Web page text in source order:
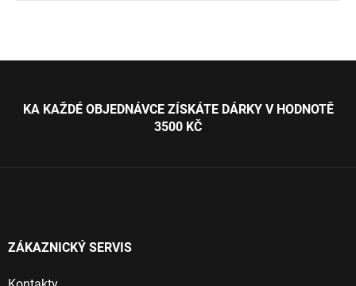
KA KAŽDÉ OBJEDNÁVCE ZÍSKÁTE DÁRKY V HODNOTĚ
3500 KČ
ZÁKAZNICKÝ SERVIS